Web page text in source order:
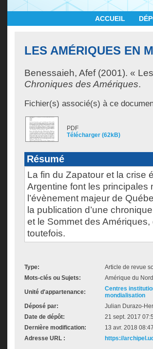
ACCUEIL
LES AMÉRIQUES EN
Benessaieh, Afef(2001). «
Chroniques des Amériques.
Fichier(s) associé(s) à ce
PDF
Télécharger (62kB)
Résumé
La fin du Zapatour et la crise
Argentine font les principales
l’évènement majeur de
la publication d’une
et le Sommet des
toutefois.
Type:
Article de revue
Mots-clés ou Sujets:
Amérique du
Unité d'appartenance:
Centres
mondialisation
Déposé par:
Julian Durazo-
Date de dépôt:
21 sept. 2017
Dernière modification:
13 avr. 2018 08:47
Adresse URL :
https://